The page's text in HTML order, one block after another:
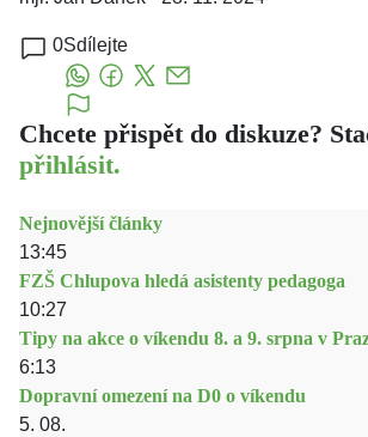
0Sdílejte
Chcete přispět do diskuze?
přihlásit.
Nejnovější články
13:45
FZŠ Chlupova hledá asistenty pedagoga
10:27
Tipy na akce o víkendu 8. a 9. srpna v
6:13
Dopravní omezení na D0 o víkendu
5. 08.